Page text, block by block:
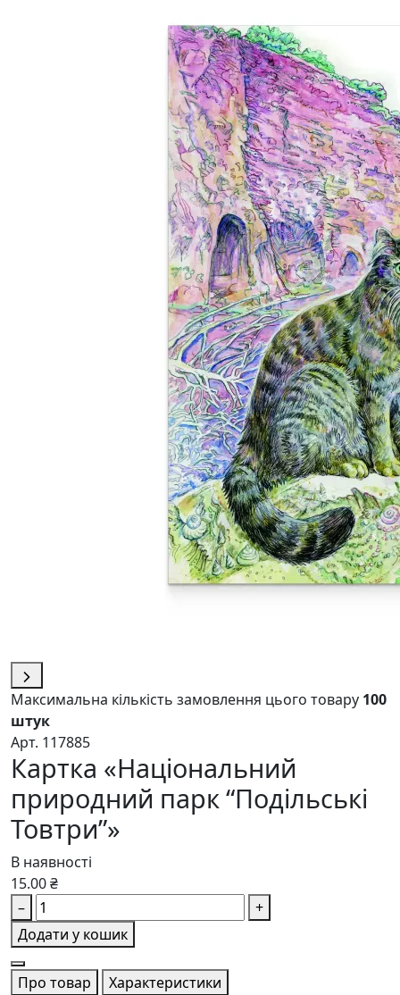
Максимальна кількість замовлення цього товару 100
штук
Арт. 117885
Картка «Національний
природний парк “Подільські
Товтри”»
В наявності
15.00 ₴
–
+
Додати у кошик
Про товар
Характеристики